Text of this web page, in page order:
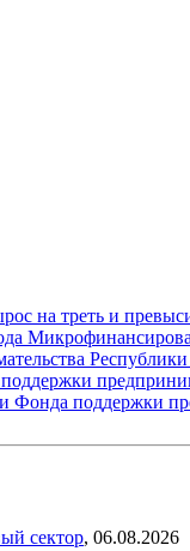
на треть и
Фонда поддержки
сектор, 06.08.2026